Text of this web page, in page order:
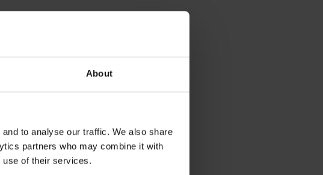
About
to analyse our traffic. We also share
partners who may combine it with
use of their services.
por